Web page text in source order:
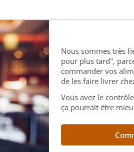
Nous sommes très
pour plus tard",
commander vos
de les faire livrer
Vous avez le
ça pourrait être